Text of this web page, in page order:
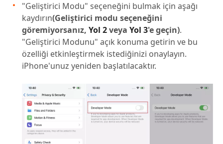
"Geliştirici Modu" seçeneğini bulmak için aşağı
kaydırın(Geliştirici modu seçeneğini
göremiyorsanız, Yol 2veya Yol 3'e geçin).
"Geliştirici Modunu" açık konuma getirin ve bu
özelliği etkinleştirmek istediğinizi onaylayın.
iPhone'unuz yeniden başlatılacaktır.